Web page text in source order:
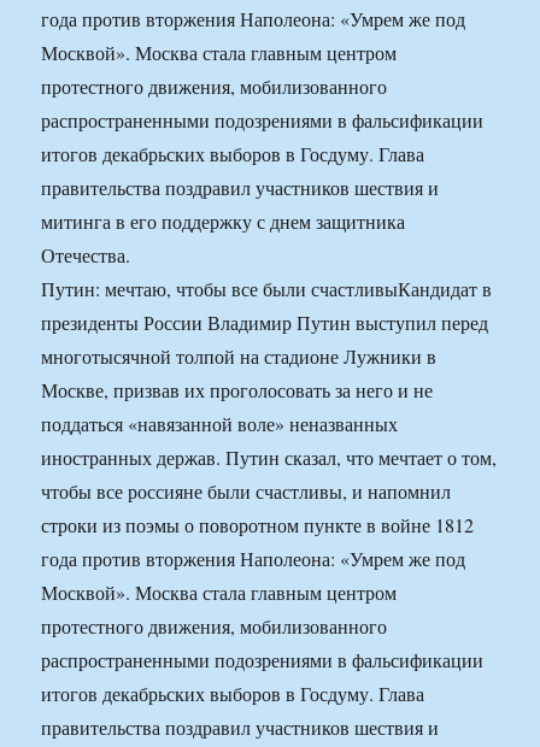
года против вторжения Наполеона: «Умрем же под
Москвой». Москва стала главным центром
протестного движения, мобилизованного
распространенными подозрениями в фальсификации
итогов декабрьских выборов в Госдуму. Глава
правительства поздравил участников шествия и
митинга в его поддержку с днем защитника
Отечества.
Путин: мечтаю, чтобы все были счастливыКандидат в
президенты России Владимир Путин выступил перед
многотысячной толпой на стадионе Лужники в
Москве, призвав их проголосовать за него и не
поддаться «навязанной воле» неназванных
иностранных держав. Путин сказал, что мечтает о том,
чтобы все россияне были счастливы, и напомнил
строки из поэмы о поворотном пункте в войне 1812
года против вторжения Наполеона: «Умрем же под
Москвой». Москва стала главным центром
протестного движения, мобилизованного
распространенными подозрениями в фальсификации
итогов декабрьских выборов в Госдуму. Глава
правительства поздравил участников шествия и